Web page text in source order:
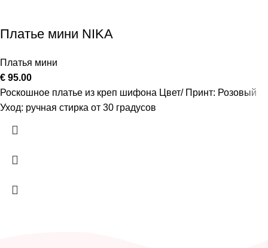
Платье мини NIKA
Платья мини
€ 95.00
Роскошное платье из креп шифона Цвет/ Принт: Розовый
Уход: ручная стирка от 30 градусов